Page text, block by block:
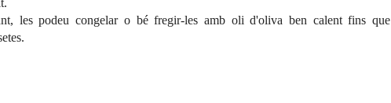
les podeu congelar o bé fregir-les amb oli d'oliva ben calent fins que